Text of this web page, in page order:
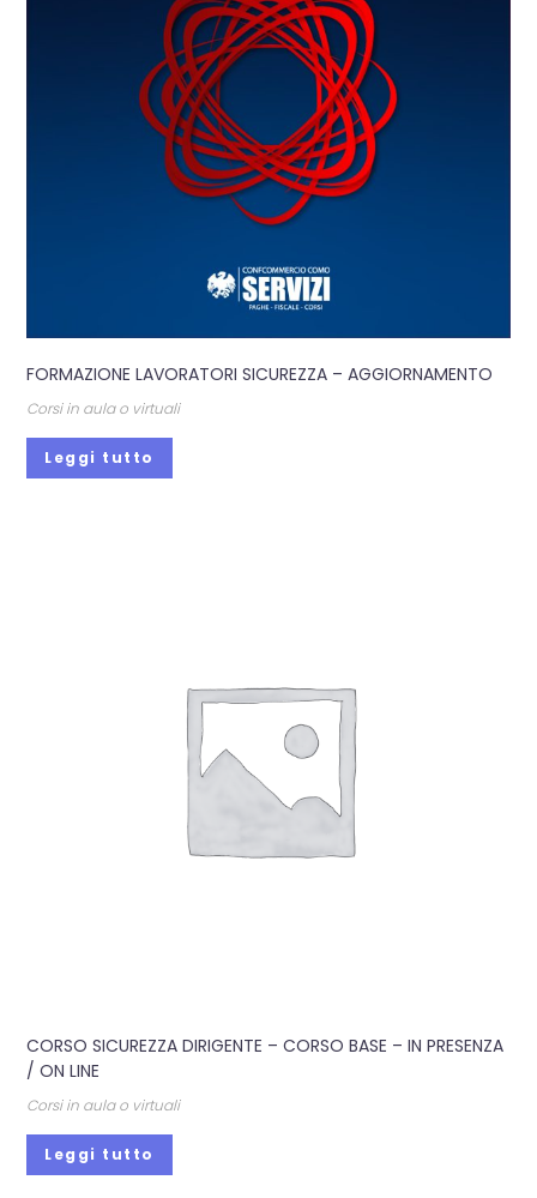
FORMAZIONE LAVORATORI SICUREZZA – AGGIORNAMENTO
Corsi in aula o virtuali
Leggi tutto
CORSO SICUREZZA DIRIGENTE – CORSO BASE – IN PRESENZA
/ ON LINE
Corsi in aula o virtuali
Leggi tutto